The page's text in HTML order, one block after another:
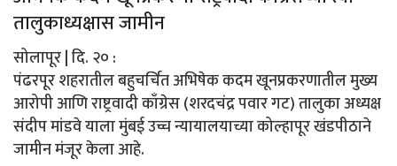
तालुकाध्यक्षास जामीन
सोलापूर | दि. २० :
पंढरपूर शहरातील बहुचर्चित अभिषेक कदम खूनप्रकरणातील मुख्य
आरोपी आणि राष्ट्रवादी काँग्रेस (शरदचंद्र पवार गट) तालुका अध्यक्ष
संदीप मांडवे याला मुंबई उच्च न्यायालयाच्या कोल्हापूर खंडपीठाने
जामीन मंजूर केला आहे.